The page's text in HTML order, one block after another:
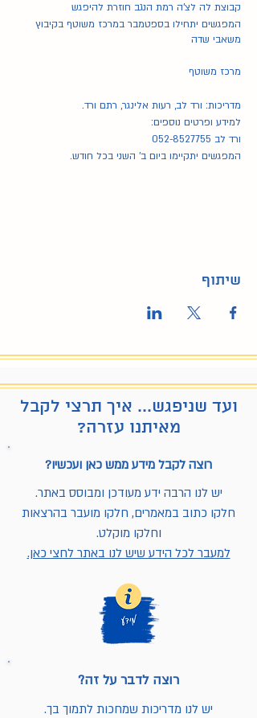
קבוצת לה לצ'ה רמת הנגב חוזרת להיפגש
המפגשים יתחילו בספטמבר במרכז משוטף בקיבוץ
משאבי שדה
מרכז משוטף
מדריכות: ורד לב, רעות אלינגר, רתם ורד.
למידע ופרטים נוספים:
ורד לב 052-8527755
המפגשים יתקיימו ביום ב' השני בכל חודש.
שיתוף
ועד שניפגש... איך תרצי לקבל
מאיתנו עזרה?
רוצה לקבל מידע ממש כאן ועכשיו?
יש לנו הרבה ידע מעודכן ומבוסס באתר.
חלקו כתוב במאמרים, חלקו מועבר בהרצאות
וחלקו מוקלט.
למעבר לכל הידע שיש לנו באתר לחצי כאן.
רוצה לדבר על זה?
יש לנו מדריכות שמחכות לתמוך בך.